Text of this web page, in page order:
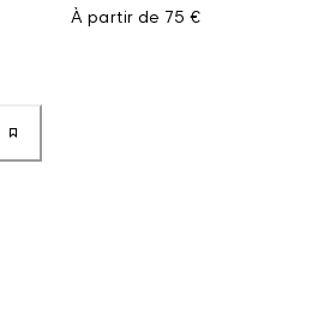
À partir de 75 €